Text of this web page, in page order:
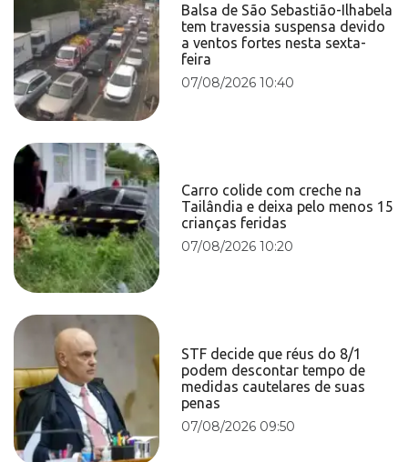
Balsa de São Sebastião-Ilhabela
tem travessia suspensa devido
a ventos fortes nesta sexta-
feira
07/08/2026 10:40
Carro colide com creche na
Tailândia e deixa pelo menos 15
crianças feridas
07/08/2026 10:20
STF decide que réus do 8/1
podem descontar tempo de
medidas cautelares de suas
penas
07/08/2026 09:50